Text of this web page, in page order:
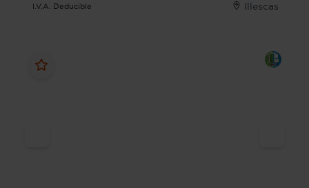
I.V.A. Deducible Illescas